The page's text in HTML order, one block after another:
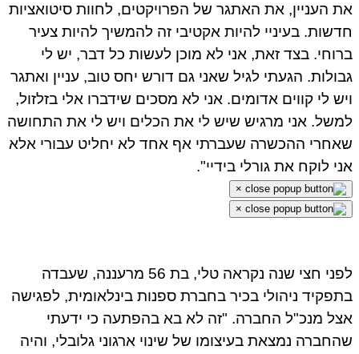
את העניין, את האתגר של הפרויקטים, לחוות סיטואציות
חדשות. בעיניי להיות אקטיבי זה להמשיך להיות צעיר
ברוחי. בצד זאת, אני לא מוכן לעשות כל דבר, יש לי
גבולות. הגעתי לגיל שאני גם דורש יחס טוב, עניין ואתגר
ויש לי קווים אדומים. אני לא מסכים שידברו אלי בזלזול,
למשל. אני מרגיש שיש לי את הכלים ויש לי את התחושה
שאחרי ההכשרה שעברתי אף אחד לא יחליט עבורי אלא
אני לוקח את גורלי בידיי".
×
×
לפני חצי שנה נקראה טלי, בת 56 מרעננה, שעבדה
בתפקיד ניהולי בכיר בחברת ספנות בינלאומית, לפגישה
אצל מנכ"ל החברה. "זה לא בא בהפתעה כי ידעתי
שהחברה נמצאת בעיצומו של שינוי ארגוני גלובלי, והיה